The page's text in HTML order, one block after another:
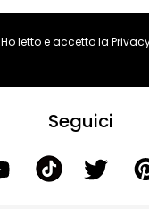
Ho letto e accetto la
Seguici